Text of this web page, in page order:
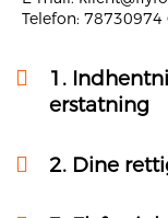
+45 78730974
Telefon: 78730974
1.
erstatning
2. Dine